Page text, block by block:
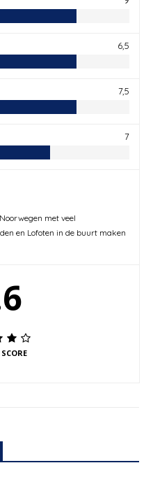
met veel
en Lofoten in de buurt maken